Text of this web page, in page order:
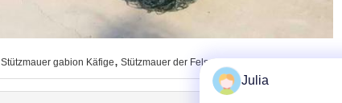
Stützmauer gabion Käfige, Stützmauer der Felsenmasche
Julia